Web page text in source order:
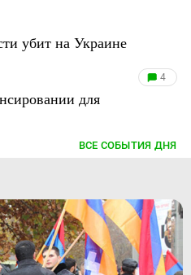
убит на Украине
4
для
ВСЕ СОБЫТИЯ ДНЯ